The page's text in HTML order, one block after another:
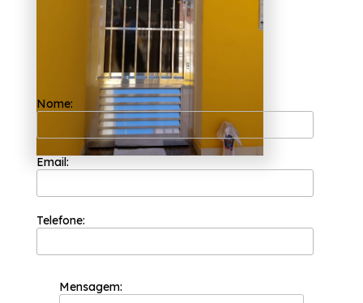
alumínio com grade Osasco? Encontre a
solução que você precisa contando com os
serviços da Esquadriflex, são opções diversas
disponibilizadas, como Porta de Correr
Alumínio, Porta de Alumínio Lambri, Porta de
Correr Alumínio, Porta de Alumínio com
Postigo. Entre em contato com a Esquadriflex
para obtenção de resultados positivos,
garantimos sempre independentemente do
tamanho do projeto a ser executado,
conseguimos sempre obter a perfeição que
nossos clientes procuram e soluções e
tendências com design e alta tecnologia.
Nome:
Email:
Telefone:
Mensagem: